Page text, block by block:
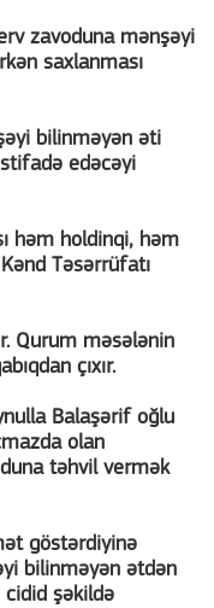
zavoduna mənşəyi
saxlanması
bilinməyən əti
edəcəyi
həm holdinqi, həm
Təsərrüfatı
Qurum məsələnin
çıxır.
Balaşərif oğlu
olan
təhvil vermək
göstərdiyinə
bilinməyən ətdən
cidid şəkildə